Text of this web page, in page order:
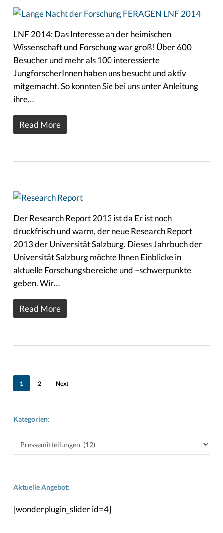
LNF 2014: Das Interesse an der heimischen
Wissenschaft und Forschung war groß! Über 600
Besucher und mehr als 100 interessierte
JungforscherInnen haben uns besucht und aktiv
mitgemacht. So konnten Sie bei uns unter Anleitung
ihre…
Read More
Der Research Report 2013 ist da Er ist noch
druckfrisch und warm, der neue Research Report
2013 der Universität Salzburg. Dieses Jahrbuch der
Universität Salzburg möchte Ihnen Einblicke in
aktuelle Forschungsbereiche und –schwerpunkte
geben. Wir…
Read More
1 2 Next
Kategorien:
Kategorien:
Aktuelle Angebot:
[wonderplugin_slider id=4]